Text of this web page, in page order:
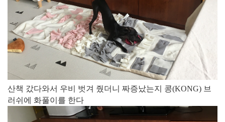
산책 갔다와서 우비 벗겨 줬더니 짜증났는지 콩(KONG) 브
러쉬에 화풀이를 한다​